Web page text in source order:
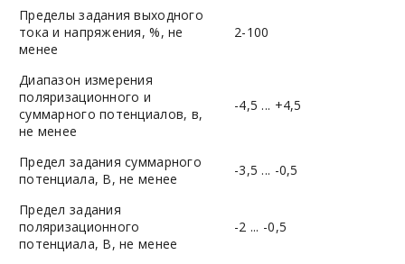
Пределы задания выходного
тока и напряжения, %, не
менее
2-100
Диапазон измерения
поляризационного и
суммарного потенциалов, в,
не менее
-4,5 ... +4,5
Предел задания суммарного
потенциала, В, не менее
-3,5 ... -0,5
Предел задания
поляризационного
потенциала, В, не менее
-2 ... -0,5